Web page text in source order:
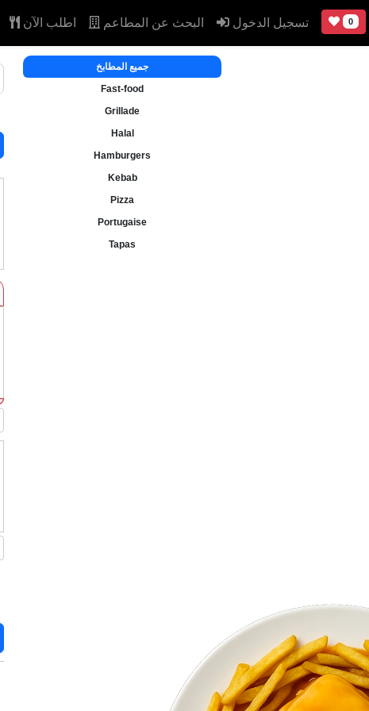
اطلب الآن البحث عن المطاعم تسجيل الدخول 0
جميع المطابخ
Fast-food
Grillade
Halal
Hamburgers
Kebab
Pizza
Portugaise
Tapas